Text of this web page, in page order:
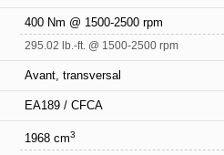
400 Nm @ 1500-2500 rpm
295.02 lb.-ft. @ 1500-2500 rpm
Avant, transversal
EA189 / CFCA
1968 cm3